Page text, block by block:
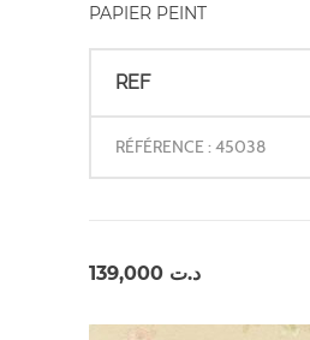
PAPIER PEINT
REF
RÉFÉRENCE : 45038
د.ت